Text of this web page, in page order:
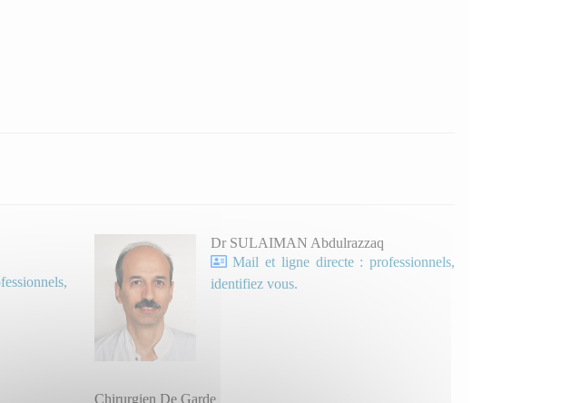
Dr SULAIMAN Abdulrazzaq
Mail et ligne directe : professionnels,
identifiez vous.
Chirurgien De Garde